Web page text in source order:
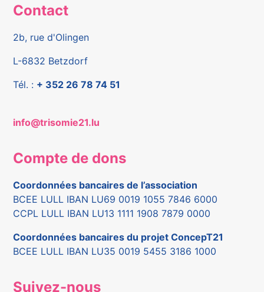
Contact
2b, rue d'Olingen
L-6832 Betzdorf
Tél. : + 352 26 78 74 51
info@trisomie21.lu
Compte de dons
Coordonnées bancaires de l’association
BCEE LULL IBAN LU69 0019 1055 7846 6000
CCPL LULL IBAN LU13 1111 1908 7879 0000
Coordonnées bancaires du projet ConcepT21
BCEE LULL IBAN LU35 0019 5455 3186 1000
Suivez-nous